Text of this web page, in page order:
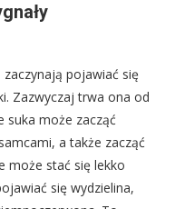
pojawiać się
Zazwyczaj trwa ona od
suka może zacząć
a także zacząć
może stać się lekko
się wydzielina,